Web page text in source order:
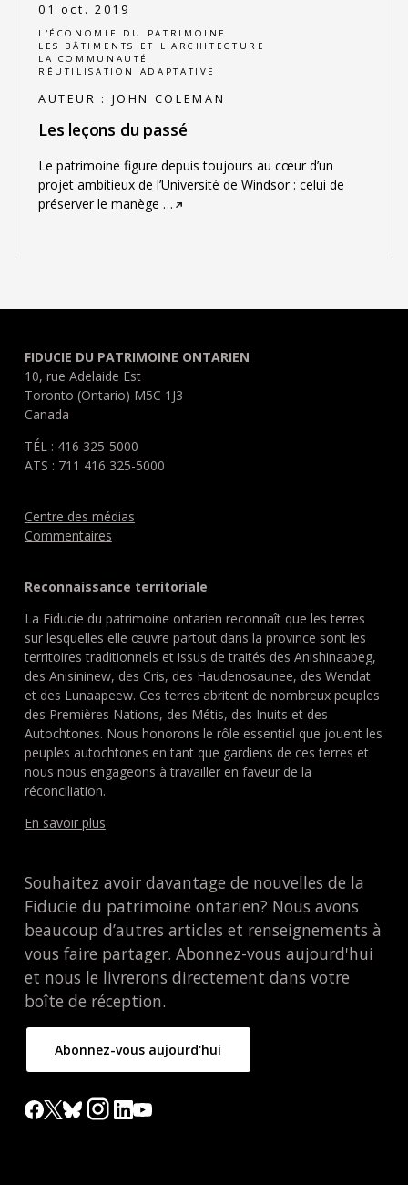
01 oct. 2019
L'ÉCONOMIE DU PATRIMOINE
LES BÂTIMENTS ET L'ARCHITECTURE
LA COMMUNAUTÉ
RÉUTILISATION ADAPTATIVE
AUTEUR : JOHN COLEMAN
Les leçons du passé
Le patrimoine figure depuis toujours au cœur d’un
projet ambitieux de l’Université de Windsor : celui de
préserver le manège …
FIDUCIE DU PATRIMOINE ONTARIEN
10, rue Adelaide Est
Toronto (Ontario) M5C 1J3
Canada
TÉL : 416 325-5000
ATS : 711 416 325-5000
Centre des médias
Commentaires
Reconnaissance territoriale
La Fiducie du patrimoine ontarien reconnaît que les terres
sur lesquelles elle œuvre partout dans la province sont les
territoires traditionnels et issus de traités des Anishinaabeg,
des Anisininew, des Cris, des Haudenosaunee, des Wendat
et des Lunaapeew. Ces terres abritent de nombreux peuples
des Premières Nations, des Métis, des Inuits et des
Autochtones. Nous honorons le rôle essentiel que jouent les
peuples autochtones en tant que gardiens de ces terres et
nous nous engageons à travailler en faveur de la
réconciliation.
En savoir plus
Souhaitez avoir davantage de nouvelles de la
Fiducie du patrimoine ontarien? Nous avons
beaucoup d’autres articles et renseignements à
vous faire partager. Abonnez-vous aujourd'hui
et nous le livrerons directement dans votre
boîte de réception.
Abonnez-vous aujourd'hui